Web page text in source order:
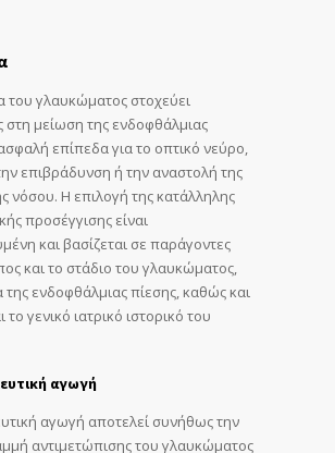
του γλαυκώματος στοχεύει
μείωση της ενδοφθάλμιας
επίπεδα για το οπτικό νεύρο,
επιβράδυνση ή την αναστολή της
νόσου. Η επιλογή της κατάλληλης
προσέγγισης είναι
και βασίζεται σε παράγοντες
και το στάδιο του γλαυκώματος,
της ενδοφθάλμιας πίεσης, καθώς και
το γενικό ιατρικό ιστορικό του
αγωγή
αγωγή αποτελεί συνήθως την
αντιμετώπισης του γλαυκώματος